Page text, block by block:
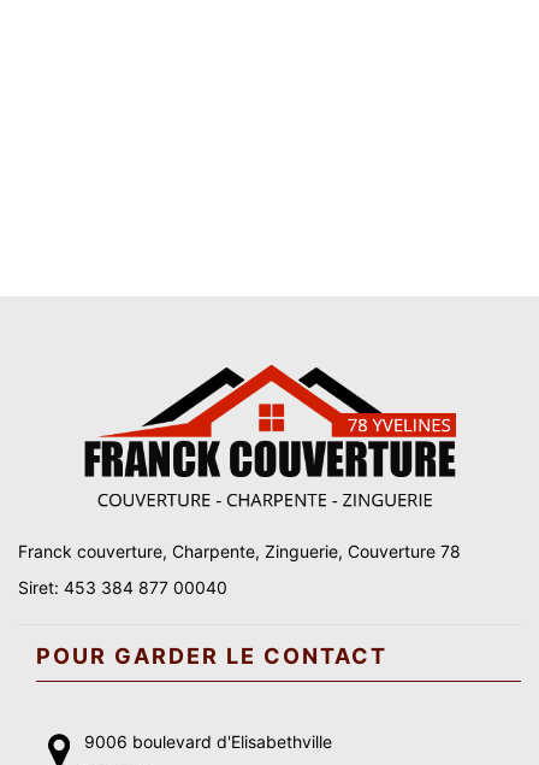
Franck couverture, Charpente, Zinguerie, Couverture 78
Siret: 453 384 877 00040
POUR GARDER LE CONTACT
9006 boulevard d'Elisabethville